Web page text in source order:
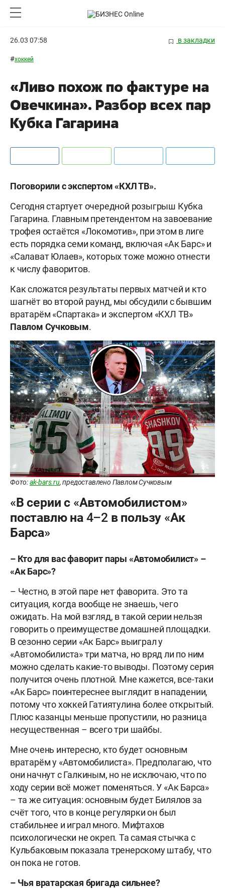
26.03 07:58 в закладки
#хоккей
«Ливо похож по фактуре на
Овечкина». Разбор всех пар
Кубка Гагарина
Поговорили с экспертом «КХЛ ТВ».
Сегодня стартует очередной розыгрыш Кубка
Гагарина. Главным претендентом на завоевание
трофея остаётся «Локомотив», при этом в лиге
есть порядка семи команд, включая «Ак Барс» и
«Салават Юлаев», которых тоже можно отнести
к числу фаворитов.
Как сложатся результаты первых матчей и кто
шагнёт во второй раунд, мы обсудили с бывшим
вратарём «Спартака» и экспертом «КХЛ ТВ»
Павлом Сучковым.
Фото:ak-bars.ru, предоставлено Павлом Сучковым
«В серии с «Автомобилистом»
поставлю на 4–2 в пользу «Ак
Барса»
– Ктодля васфаворит пары «Автомобилист» –
«Ак Барс»?
– Честно, в этой паре нет фаворита. Это та
ситуация, когда вообще не знаешь, чего
ожидать. На мой взгляд, в такой серии нельзя
говорить о преимуществе домашней площадки.
В сезонно серии «Ак Барс» выиграл у
«Автомобилиста» три матча, но вряд ли по ним
можно сделать какие-то выводы. Поэтому серия
получится очень плотной. Мне кажется, все-таки
«Ак Барс» поинтереснее выглядит в нападении,
потому что хоккей Гатиятулина более открытый.
Плюс казанцы меньше пропустили, но разница
несущественная – всего три шайбы.
Мне очень интересно, кто будет основным
вратарём у «Автомобилиста». Предполагаю, что
они начнут с Галкиным, но не исключаю, что по
ходу серии всё может поменяться. У «Ак Барса»
– та же ситуация: основным будет Билялов за
счёт того, что в конце регулярки он был
стабильнее и играл много. Мифтахов
психологически не окреп. Та самая стычка с
Кульбаковым показала тренерскому штабу, что
он пока не готов.
– Чья вратарская бригада сильнее?